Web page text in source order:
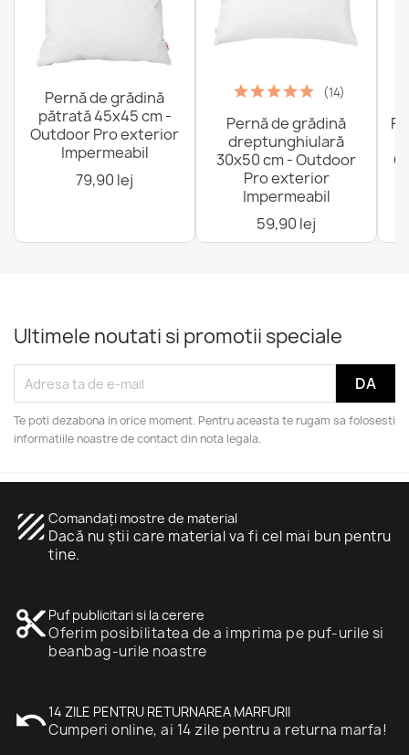
Pernă de grădină
pătrată 45x45 cm -
Outdoor Pro exterior
Impermeabil
79,90 lej
(14)
Pernă de grădină
dreptunghiulară
30x50 cm - Outdoor
Pro exterior
Impermeabil
59,90 lej
Ultimele noutati si promotii speciale
Te poti dezabona in orice moment. Pentru aceasta te rugam sa folosesti
informatiile noastre de contact din nota legala.
texture Comandați mostre de material
Dacă nu știi care material va fi cel mai bun pentru
tine.
content_cut Puf publicitari si la cerere
Oferim posibilitatea de a imprima pe puf-urile si
beanbag-urile noastre
undo14 ZILE PENTRU RETURNAREA MARFURII
Cumperi online, ai 14 zile pentru a returna marfa!